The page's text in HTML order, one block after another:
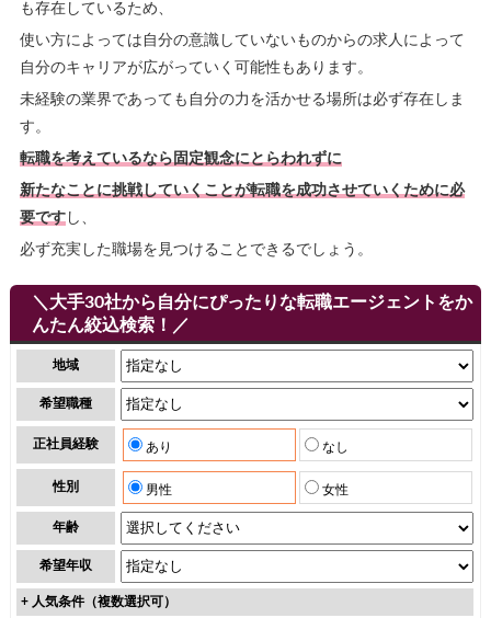
も存在しているため、
使い方によっては自分の意識していないものからの求人によって
自分のキャリアが広がっていく可能性もあります。
未経験の業界であっても自分の力を活かせる場所は必ず存在しま
す。
転職を考えているなら固定観念にとらわれずに
新たなことに挑戦していくことが転職を成功させていくために必
要ですし、
必ず充実した職場を見つけることできるでしょう。
＼大手30社から自分にぴったりな転職エージェントをか
んたん絞込検索！／
地域
希望職種
正社員経験 あり なし
性別 男性 女性
年齢
希望年収
+ 人気条件（複数選択可）